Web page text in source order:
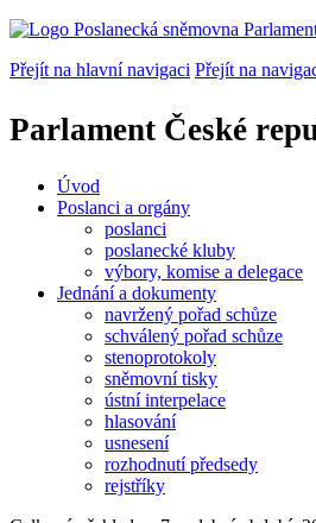
Přejít na hlavní navigaci Přejít na
Parlament České
Úvod
Poslanci a orgány
poslanci
poslanecké kluby
výbory, komise a delegace
Jednání a dokumenty
navržený pořad schůze
schválený pořad schůze
stenoprotokoly
sněmovní tisky
ústní interpelace
hlasování
usnesení
rozhodnutí předsedy
rejstříky